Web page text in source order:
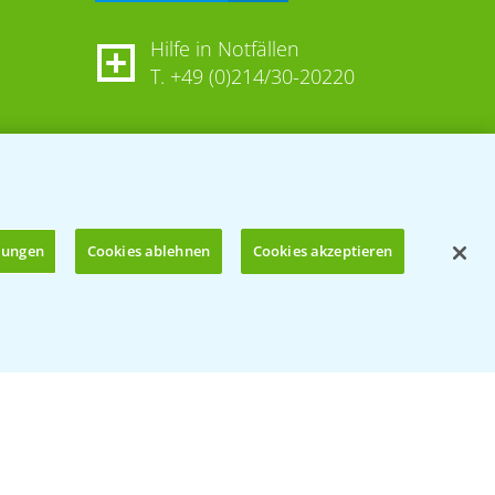
Hilfe in Notfällen
T. +49 (0)214/30-20220
Cookies ablehnen Cookies akzeptieren